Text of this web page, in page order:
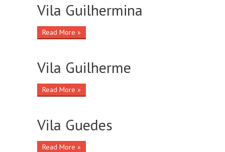
Vila Guilhermina
Read More »
Vila Guilherme
Read More »
Vila Guedes
Read More »